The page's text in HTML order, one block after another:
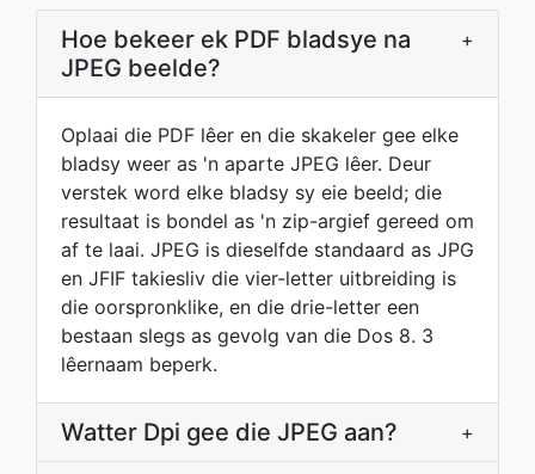
Hoe bekeer ek PDF bladsye na
JPEG beelde?
+
Oplaai die PDF lêer en die skakeler gee elke
bladsy weer as 'n aparte JPEG lêer. Deur
verstek word elke bladsy sy eie beeld; die
resultaat is bondel as 'n zip-argief gereed om
af te laai. JPEG is dieselfde standaard as JPG
en JFIF takiesliv die vier-letter uitbreiding is
die oorspronklike, en die drie-letter een
bestaan slegs as gevolg van die Dos 8. 3
lêernaam beperk.
Watter Dpi gee die JPEG aan? +